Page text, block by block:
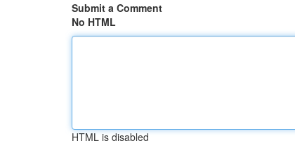
Submit a Comment
No HTML
HTML is disabled